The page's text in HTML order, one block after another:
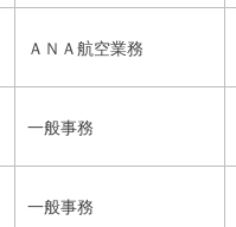
ＡＮＡ航空業務
一般事務
一般事務